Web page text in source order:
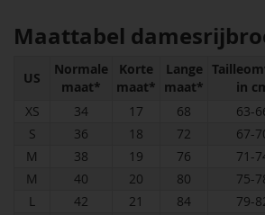
Maattabel
US
Normale
maat*
Korte
maat*
Lange
maat*
in
XS
34 17 68 63-
S
36 18 72 67-
M
38 19 76 71-
M
40 20 80 75-
L
42 21 84 79-